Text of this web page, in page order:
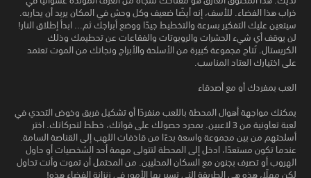
خراب هذا الفضاء. للأسف، إنه أيضًا ضعيف وكل وحش في المكان يريد أن يحاربه.
سيتعين عليك التفكير بسرعة والتخطيط جيدًا ووضع أبراجك ثم... ابدأ إطلاق النار!
لن يوقف أي شيء الحشرات والروبوتات والفقاعات عن تحطيمك وذلك
الكريستال. تُتاح مجموعة كبيرة من الأسلحة والأبراج ونجاتك من الموت تعتمد
على اختيارك العتاد المناسب.
العب بمفردك أو مع أصدقاء
يمكنك مواجهة أهوال المحطة باللعب منفردًا أو تشكيل فريق وخوض التحدي في
لعبة تعاونية من 3 لاعبين. بمجرد حصولك على قواتك، خطط لتحركاتك. اختر
أسلحتهم من بين مجموعة واسعة بدءًا من قاذفات اللهب إلى القناصة السامة.
عندما تكون مستعدًا، ادخل إلى المحطة لتتولى مهمة أحد الشخصيات أو حاول
الهروب أو تصرف بجنون مع السكان المحليين. من المحتمل أن تموت وأنت تحاول
لكن مهلًا، هذه هي الطريقة التي تسير بها الأمور في زنزانة الفضاء هذه!